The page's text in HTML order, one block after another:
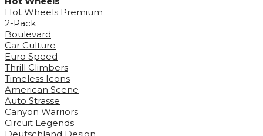
Hot Wheels Premium
2-Pack
Boulevard
Car Culture
Euro Speed
Thrill Climbers
Timeless Icons
American Scene
Auto Strasse
Canyon Warriors
Circuit Legends